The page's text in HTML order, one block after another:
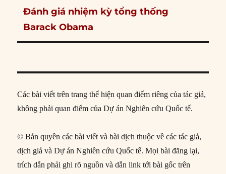
Next
post:
Đánh giá nhiệm kỳ tổng thống
Barack Obama
Các bài viết trên trang thể hiện quan điểm riêng của tác giả,
không phải quan điểm của Dự án Nghiên cứu Quốc tế.
© Bản quyền các bài viết và bài dịch thuộc về các tác giả,
dịch giả và Dự án Nghiên cứu Quốc tế. Mọi bài đăng lại,
trích dẫn phải ghi rõ nguồn và dẫn link tới bài gốc trên